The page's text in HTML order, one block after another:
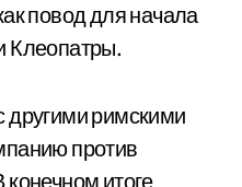
повод для начала
Клеопатры.
другими римскими
против
итоге